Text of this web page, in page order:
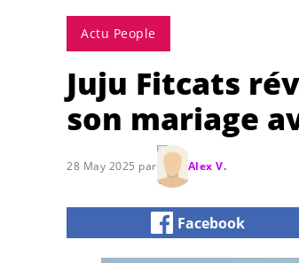
Actu People
Juju Fitcats
son mariage
28 May 2025 par Alex V.
Facebook